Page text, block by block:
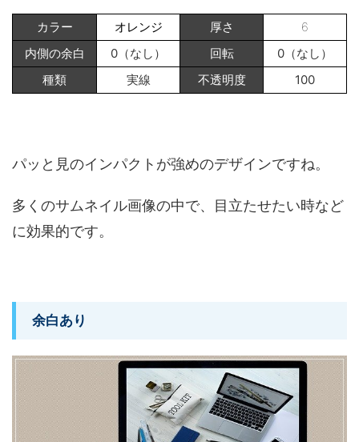
カラー オレンジ 厚さ
6
内側の余白
0（なし） 回転
0（なし）
種類
実線 不透明度 100
パッと見のインパクトが強めのデザインですね。
多くのサムネイル画像の中で、目立たせたい時など
に効果的です。
余白あり